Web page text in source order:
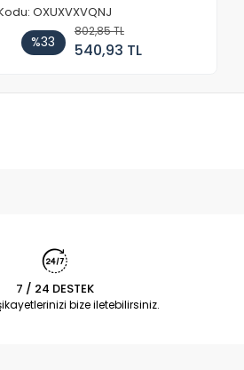
OXUXVXVQNJ
%33
802,85 TL
540,93 TL
7 / 24 DESTEK
bize iletebilirsiniz.